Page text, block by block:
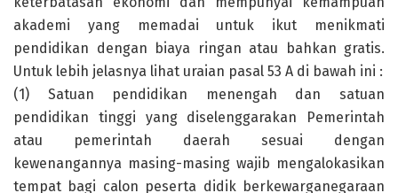
akademi yang memadai untuk ikut menikmati
pendidikan dengan biaya ringan atau bahkan gratis.
Untuk lebih jelasnya lihat uraian pasal 53 A di bawah ini :
(1) Satuan pendidikan menengah dan satuan
pendidikan tinggi yang diselenggarakan Pemerintah
atau pemerintah daerah sesuai dengan
kewenangannya masing-masing wajib mengalokasikan
tempat bagi calon peserta didik berkewarganegaraan